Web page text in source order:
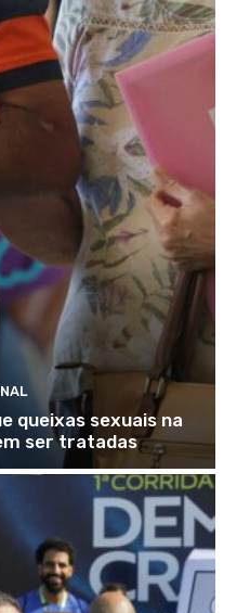
queixas sexuais na
ser tratadas